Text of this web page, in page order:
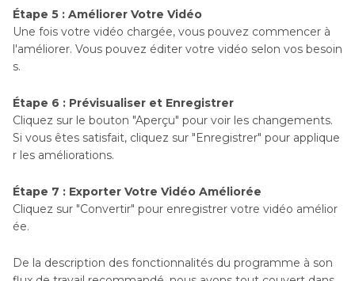
Étape 5 : Améliorer Votre Vidéo
Une fois votre vidéo chargée, vous pouvez commencer à
l'améliorer. Vous pouvez éditer votre vidéo selon vos besoin
s.
Étape 6 : Prévisualiser et Enregistrer
Cliquez sur le bouton "Aperçu" pour voir les changements.
Si vous êtes satisfait, cliquez sur "Enregistrer" pour applique
r les améliorations.
Étape 7 : Exporter Votre Vidéo Améliorée
Cliquez sur "Convertir" pour enregistrer votre vidéo amélior
ée.
De la description des fonctionnalités du programme à son